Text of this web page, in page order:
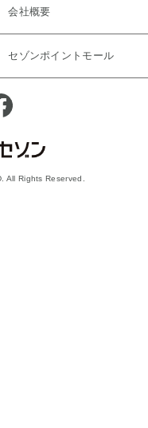
会社概要
セゾンポイントモール
All Rights Reserved.